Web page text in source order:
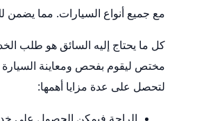
مع جميع أنواع السيارات. مما
كل ما يحتاج إليه السائق هو طلب
مختص ليقوم بفحص ومعاينة
لتحصل على عدة مزايا أهمها: